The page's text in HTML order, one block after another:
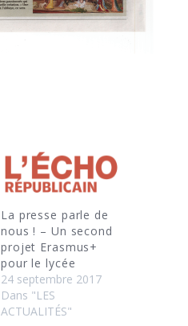
La presse parle de
nous ! – Un second
projet Erasmus+
pour le lycée
24 septembre 2017
Dans "LES
ACTUALITÉS"